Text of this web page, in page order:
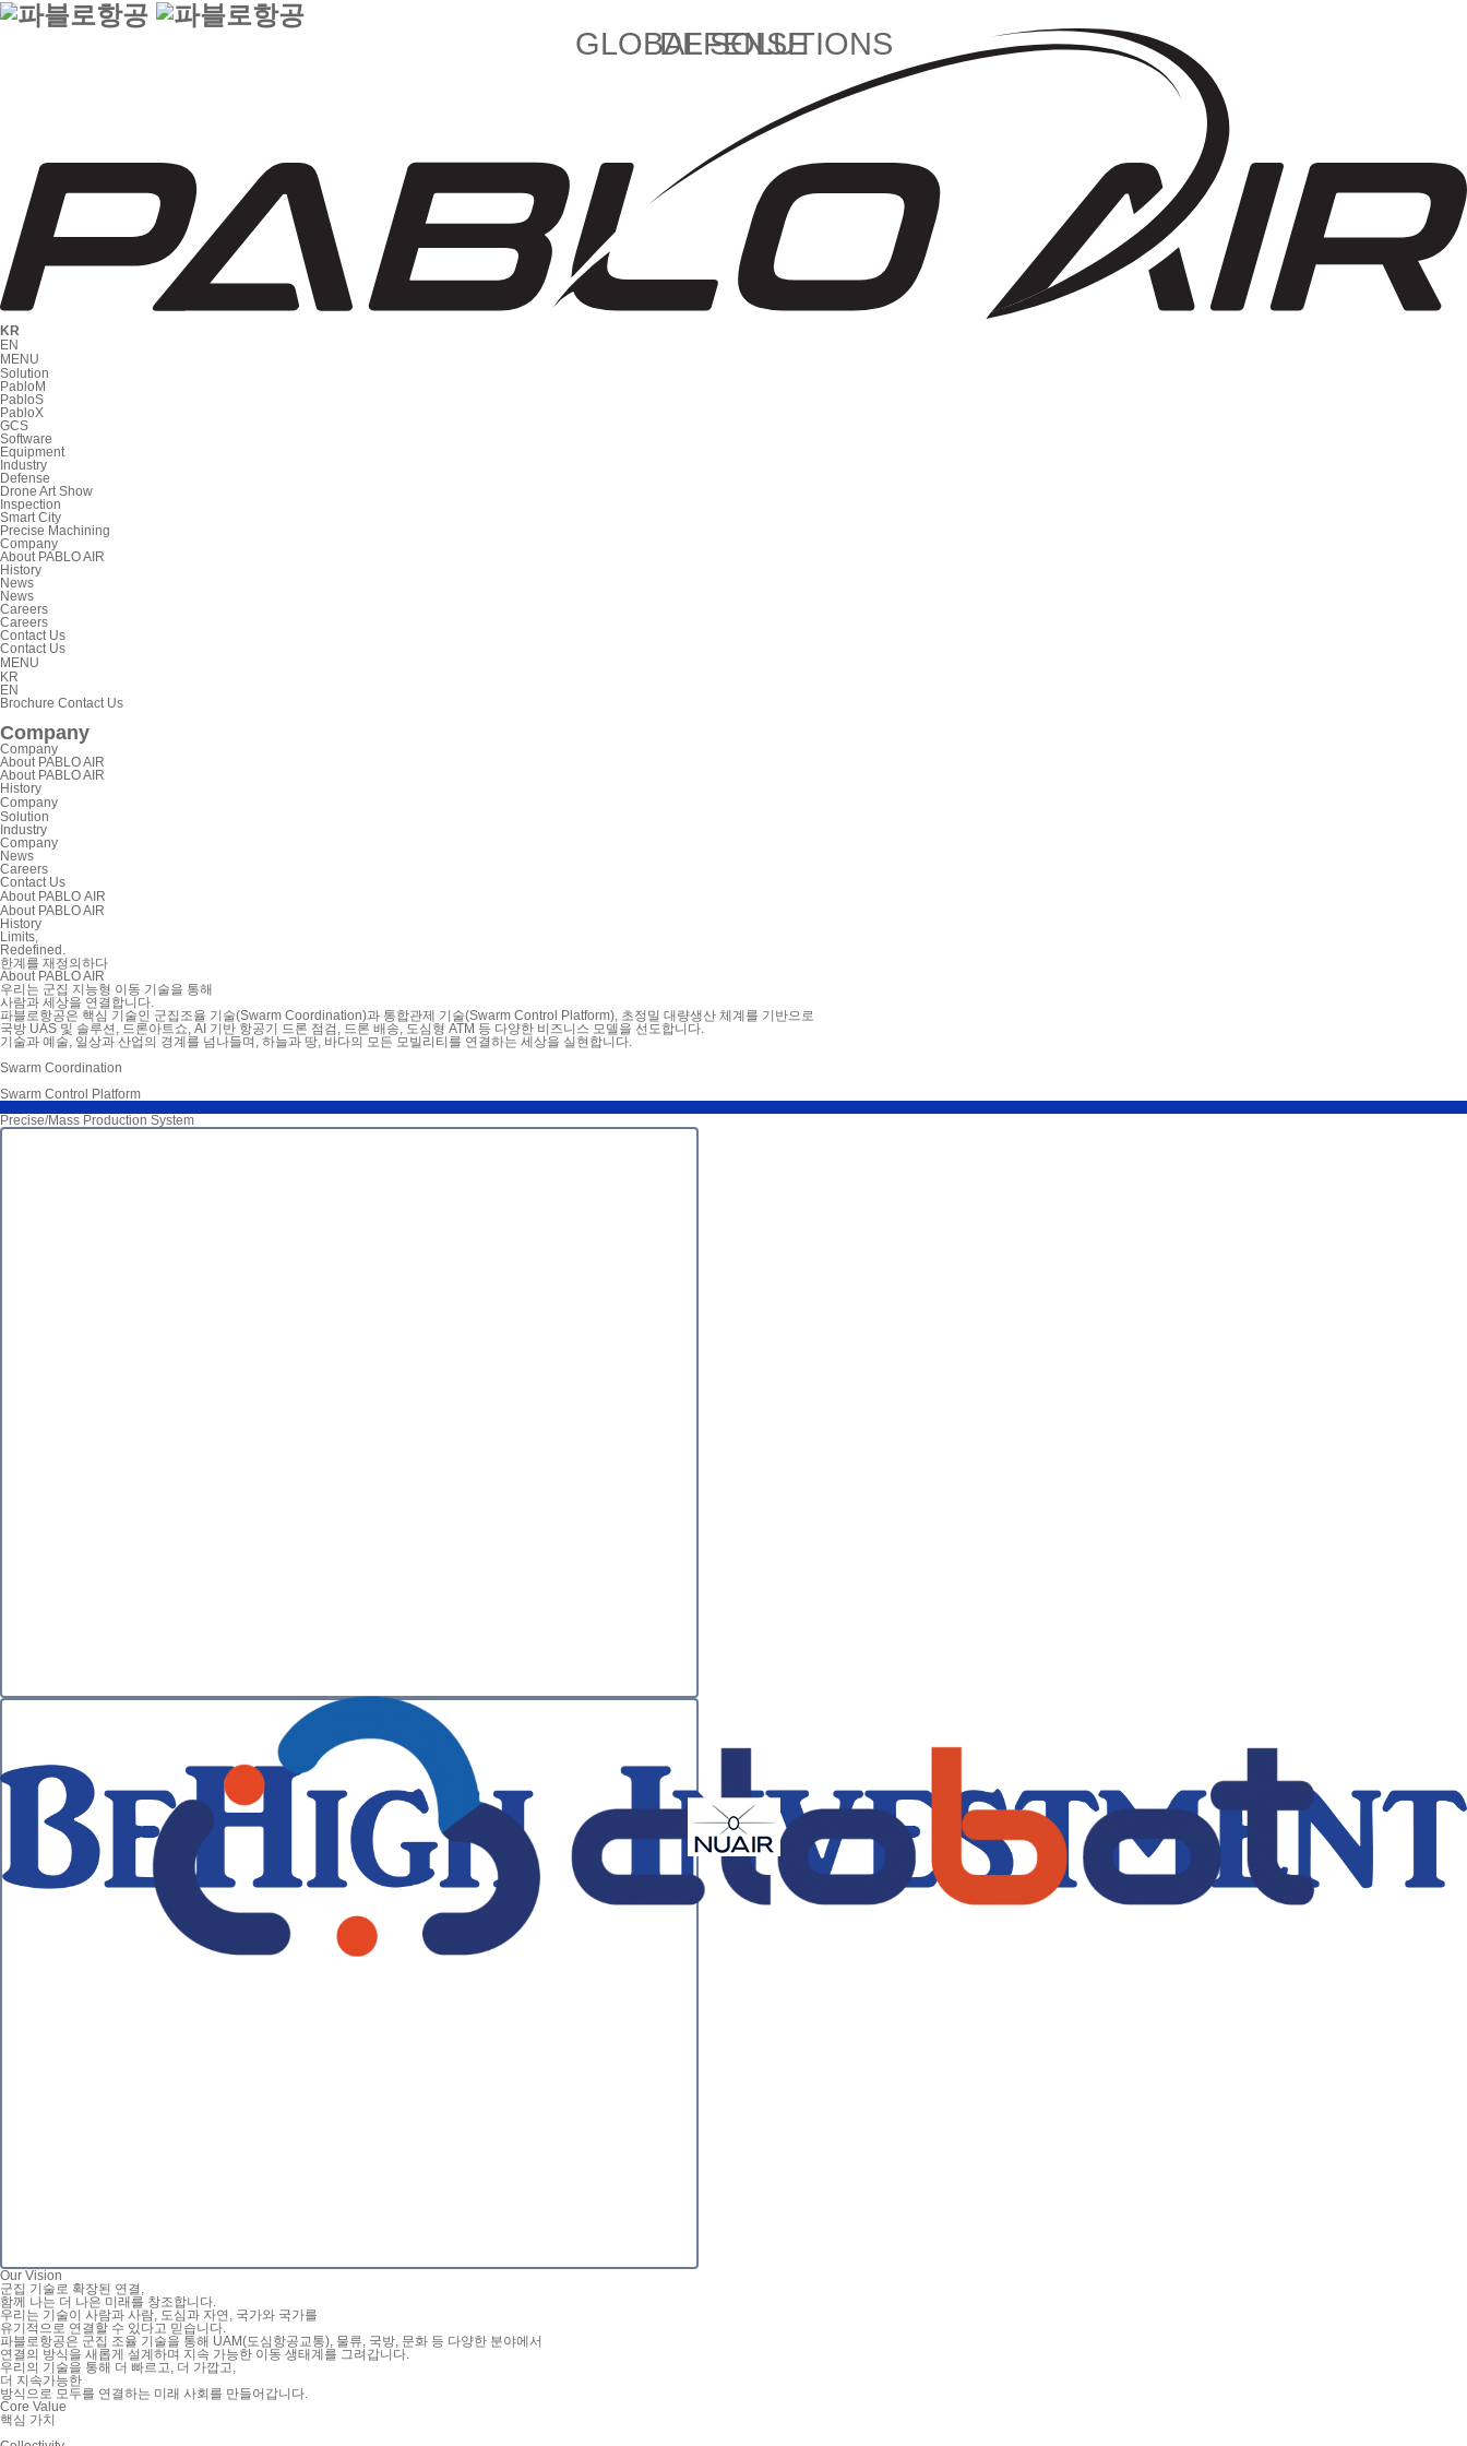
KR
EN
MENU
Solution
PabloM
PabloS
PabloX
GCS
Software
Equipment
Industry
Defense
Drone Art Show
Inspection
Smart City
Precise Machining
Company
About PABLO AIR
History
News
News
Careers
Careers
Contact Us
Contact Us
MENU
KR
EN
Brochure Contact Us
Company
Company
About PABLO AIR
About PABLO AIR
History
Company
Solution
Industry
Company
News
Careers
Contact Us
About PABLO AIR
About PABLO AIR
History
Limits,
Redefined.
한계를 재정의하다
About PABLO AIR
우리는 군집 지능형 이동 기술을 통해
사람과 세상을 연결 합니다.
파블로항공은 핵심 기술인 군집조율 기술(Swarm Coordination)과 통합관제 기술(Swarm Control Platform), 초정밀 대량생산 체계를 기반으로
국방 UAS 및 솔루션, 드론아트쇼, AI 기반 항공기 드론 점검, 드론 배송, 도심형 ATM 등 다양한 비즈니스 모델을 선도합니다.
기술과 예술, 일상과 산업의 경계를 넘나들며, 하늘과 땅, 바다의 모든 모빌리티를 연결하는 세상을 실현합니다.
Swarm Coordination
Swarm Control Platform
Precise/Mass Production System
DEFENSE
GLOBAL SOLUTIONS
Our Vision
군집 기술로 확장된 연결,
함께 나는 더 나은 미래를 창조합니다.
우리는 기술이 사람과 사람, 도심과 자연, 국가와 국가를
유기적으로 연결할 수 있다고 믿습니다.
파블로항공은 군집 조율 기술을 통해 UAM(도심항공교통), 물류, 국방, 문화 등 다양한 분야에서
연결의 방식을 새롭게 설계하며 지속 가능한 이동 생태계를 그려갑니다.
우리의 기술을 통해 더 빠르고, 더 가깝고,
더 지속가능한
방식으로 모두를 연결하는 미래 사회 를 만들어갑니다.
Core Value
핵심 가치